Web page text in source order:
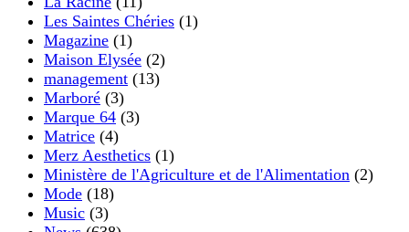
Les Saintes Chéries (1)
Magazine (1)
Maison Elysée (2)
management (13)
Marboré (3)
Marque 64 (3)
Matrice (4)
Merz Aesthetics (1)
Ministère de l'Agriculture et de l'Alimentation (2)
Mode (18)
Music (3)